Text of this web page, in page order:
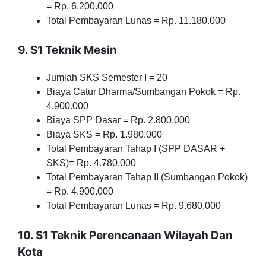
= Rp. 6.200.000
Total Pembayaran Lunas = Rp. 11.180.000
9. S1 Teknik Mesin
Jumlah SKS Semester I = 20
Biaya Catur Dharma/Sumbangan Pokok = Rp.
4.900.000
Biaya SPP Dasar = Rp. 2.800.000
Biaya SKS = Rp. 1.980.000
Total Pembayaran Tahap I (SPP DASAR +
SKS)= Rp. 4.780.000
Total Pembayaran Tahap II (Sumbangan Pokok)
= Rp. 4.900.000
Total Pembayaran Lunas = Rp. 9.680.000
10. S1 Teknik Perencanaan Wilayah Dan
Kota